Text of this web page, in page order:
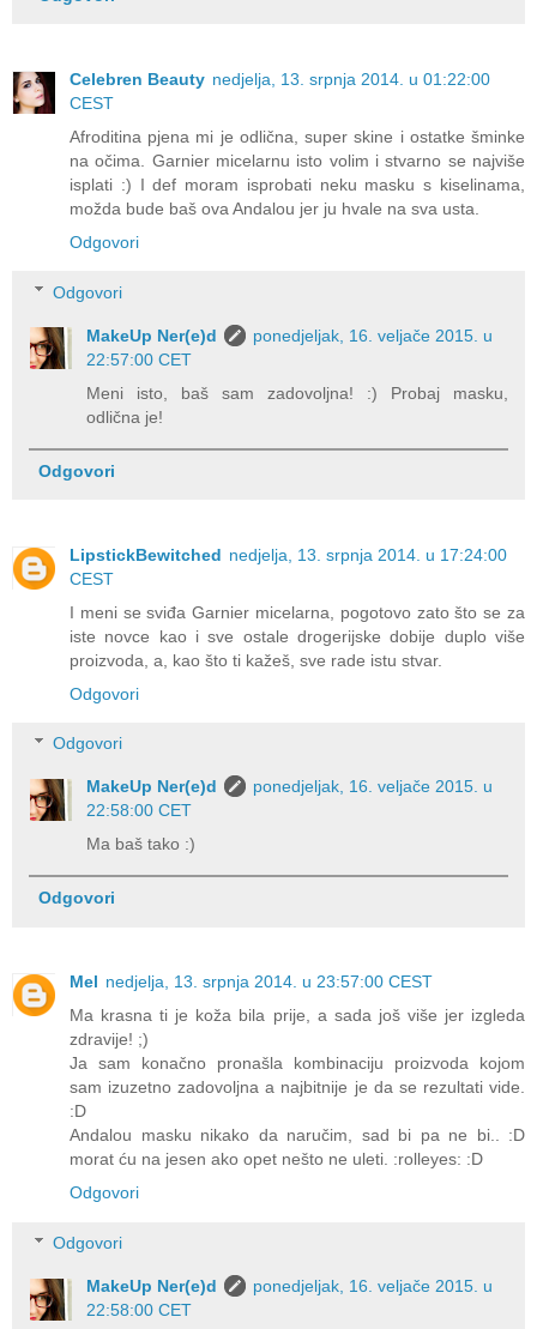
Celebren Beauty nedjelja, 13. srpnja 2014. u 01:22:00
CEST
Afroditina pjena mi je odlična, super skine i ostatke šminke
na očima. Garnier micelarnu isto volim i stvarno se najviše
isplati :) I def moram isprobati neku masku s kiselinama,
možda bude baš ova Andalou jer ju hvale na sva usta.
Odgovori
Odgovori
MakeUp Ner(e)d
ponedjeljak, 16. veljače 2015. u
22:57:00 CET
Meni isto, baš sam zadovoljna! :) Probaj masku,
odlična je!
Odgovori
LipstickBewitched nedjelja, 13. srpnja 2014. u 17:24:00
CEST
I meni se sviđa Garnier micelarna, pogotovo zato što se za
iste novce kao i sve ostale drogerijske dobije duplo više
proizvoda, a, kao što ti kažeš, sve rade istu stvar.
Odgovori
Odgovori
MakeUp Ner(e)d
ponedjeljak, 16. veljače 2015. u
22:58:00 CET
Ma baš tako :)
Odgovori
Mel nedjelja, 13. srpnja 2014. u 23:57:00 CEST
Ma krasna ti je koža bila prije, a sada još više jer izgleda
zdravije! ;)
Ja sam konačno pronašla kombinaciju proizvoda kojom
sam izuzetno zadovoljna a najbitnije je da se rezultati vide.
:D
Andalou masku nikako da naručim, sad bi pa ne bi.. :D
morat ću na jesen ako opet nešto ne uleti. :rolleyes: :D
Odgovori
Odgovori
MakeUp Ner(e)d
ponedjeljak, 16. veljače 2015. u
22:58:00 CET